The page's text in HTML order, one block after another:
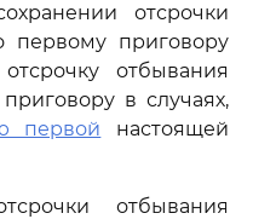
отсрочки
первому приговору
отбывания
в случаях,
первой настоящей
отбывания